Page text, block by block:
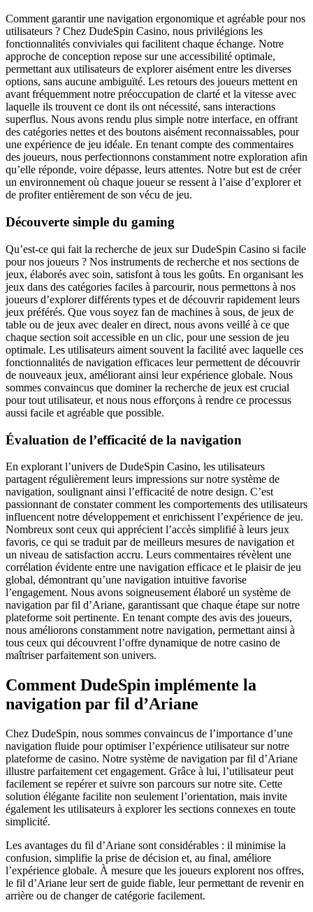
Comment garantir une navigation ergonomique et agréable pour nos
utilisateurs ? Chez DudeSpin Casino, nous privilégions les
fonctionnalités conviviales qui facilitent chaque échange. Notre
approche de conception repose sur une accessibilité optimale,
permettant aux utilisateurs de explorer aisément entre les diverses
options, sans aucune ambiguïté. Les retours des joueurs mettent en
avant fréquemment notre préoccupation de clarté et la vitesse avec
laquelle ils trouvent ce dont ils ont nécessité, sans interactions
superflus. Nous avons rendu plus simple notre interface, en offrant
des catégories nettes et des boutons aisément reconnaissables, pour
une expérience de jeu idéale. En tenant compte des commentaires
des joueurs, nous perfectionnons constamment notre exploration afin
qu’elle réponde, voire dépasse, leurs attentes. Notre but est de créer
un environnement où chaque joueur se ressent à l’aise d’explorer et
de profiter entièrement de son vécu de jeu.
Découverte simple du gaming
Qu’est-ce qui fait la recherche de jeux sur DudeSpin Casino si facile
pour nos joueurs ? Nos instruments de recherche et nos sections de
jeux, élaborés avec soin, satisfont à tous les goûts. En organisant les
jeux dans des catégories faciles à parcourir, nous permettons à nos
joueurs d’explorer différents types et de découvrir rapidement leurs
jeux préférés. Que vous soyez fan de machines à sous, de jeux de
table ou de jeux avec dealer en direct, nous avons veillé à ce que
chaque section soit accessible en un clic, pour une session de jeu
optimale. Les utilisateurs aiment souvent la facilité avec laquelle ces
fonctionnalités de navigation efficaces leur permettent de découvrir
de nouveaux jeux, améliorant ainsi leur expérience globale. Nous
sommes convaincus que dominer la recherche de jeux est crucial
pour tout utilisateur, et nous nous efforçons à rendre ce processus
aussi facile et agréable que possible.
Évaluation de l’efficacité de la navigation
En explorant l’univers de DudeSpin Casino, les utilisateurs
partagent régulièrement leurs impressions sur notre système de
navigation, soulignant ainsi l’efficacité de notre design. C’est
passionnant de constater comment les comportements des utilisateurs
influencent notre développement et enrichissent l’expérience de jeu.
Nombreux sont ceux qui apprécient l’accès simplifié à leurs jeux
favoris, ce qui se traduit par de meilleurs mesures de navigation et
un niveau de satisfaction accru. Leurs commentaires révèlent une
corrélation évidente entre une navigation efficace et le plaisir de jeu
global, démontrant qu’une navigation intuitive favorise
l’engagement. Nous avons soigneusement élaboré un système de
navigation par fil d’Ariane, garantissant que chaque étape sur notre
plateforme soit pertinente. En tenant compte des avis des joueurs,
nous améliorons constamment notre navigation, permettant ainsi à
tous ceux qui découvrent l’offre dynamique de notre casino de
maîtriser parfaitement son univers.
Comment DudeSpin implémente la
navigation par fil d’Ariane
Chez DudeSpin, nous sommes convaincus de l’importance d’une
navigation fluide pour optimiser l’expérience utilisateur sur notre
plateforme de casino. Notre système de navigation par fil d’Ariane
illustre parfaitement cet engagement. Grâce à lui, l’utilisateur peut
facilement se repérer et suivre son parcours sur notre site. Cette
solution élégante facilite non seulement l’orientation, mais invite
également les utilisateurs à explorer les sections connexes en toute
simplicité.
Les avantages du fil d’Ariane sont considérables : il minimise la
confusion, simplifie la prise de décision et, au final, améliore
l’expérience globale. À mesure que les joueurs explorent nos offres,
le fil d’Ariane leur sert de guide fiable, leur permettant de revenir en
arrière ou de changer de catégorie facilement.